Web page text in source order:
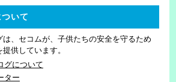
いて
は、セコムが、子供たちの安全を守るため
供しています。
グについて
ター